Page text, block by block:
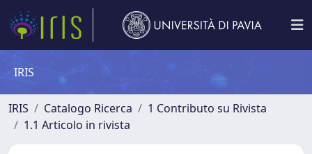
IRIS
IRIS Catalogo Ricerca
1 Contributo su Rivista
1.1 Articolo in rivista